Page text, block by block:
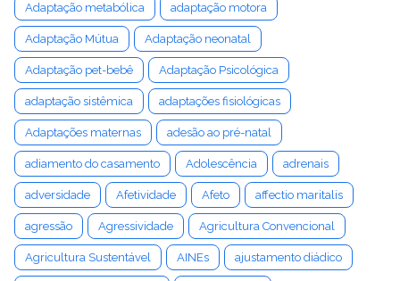
Adaptação metabólica adaptação motora
Adaptação Mútua Adaptação neonatal
Adaptação pet-bebê Adaptação Psicológica
adaptação sistêmica adaptações fisiológicas
Adaptações maternas adesão ao pré-natal
adiamento do casamento Adolescência adrenais
adversidade Afetividade Afeto affectio maritalis
agressão Agressividade Agricultura Convencional
Agricultura Sustentável AINEs ajustamento diádico